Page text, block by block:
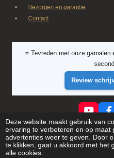
Deze website maakt gebruik van
ervaring te verbeteren en op maat
advertenties weer te geven. Door
te klikken, gaat u akkoord met het
alle cookies.
Bezorgen en garantie
Contact
⭐ Tevreden met onze
Review
Y
o
u
T
u
F
a
c
e
b
© 2026 Shrimporium - Premium
rechten voorbehouden